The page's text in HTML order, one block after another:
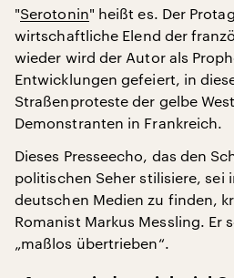
"Serotonin" heißt es. Der
wirtschaftliche Elend der
wieder wird der Autor als
Entwicklungen gefeiert, in
Straßenproteste der gelbe
Demonstranten in Frankreich.
Dieses Presseecho, das den
politischen Seher stilisiere, sei
deutschen Medien zu finden,
Romanist Markus Messling. Er
„maßlos übertrieben“.